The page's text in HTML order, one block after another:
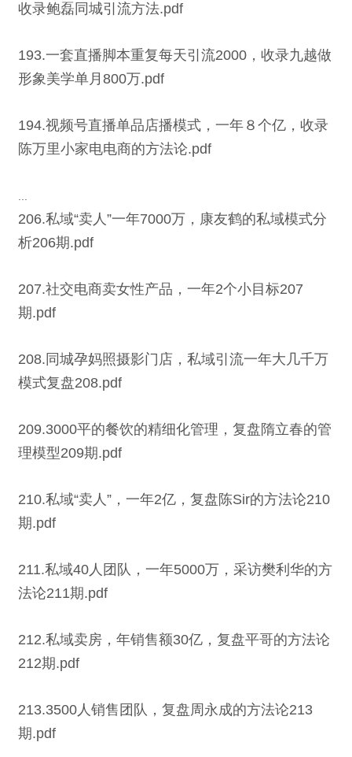
收录鲍磊同城引流方法.pdf
193.一套直播脚本重复每天引流2000，收录九越做
形象美学单月800万.pdf
194.视频号直播单品店播模式，一年８个亿，收录
陈万里小家电电商的方法论.pdf
206.私域“卖人”一年7000万，康友鹤的私域模式分
析206期.pdf
207.社交电商卖女性产品，一年2个小目标207
期.pdf
208.同城孕妈照摄影门店，私域引流一年大几千万
模式复盘208.pdf
209.3000平的餐饮的精细化管理，复盘隋立春的管
理模型209期.pdf
210.私域“卖人”，一年2亿，复盘陈Sir的方法论210
期.pdf
211.私域40人团队，一年5000万，采访樊利华的方
法论211期.pdf
212.私域卖房，年销售额30亿，复盘平哥的方法论
212期.pdf
213.3500人销售团队，复盘周永成的方法论213
期.pdf